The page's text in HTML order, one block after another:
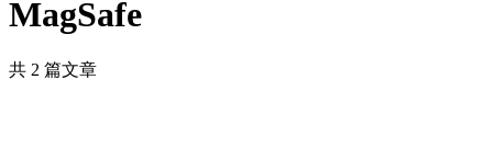
MagSafe
共 2 篇文章